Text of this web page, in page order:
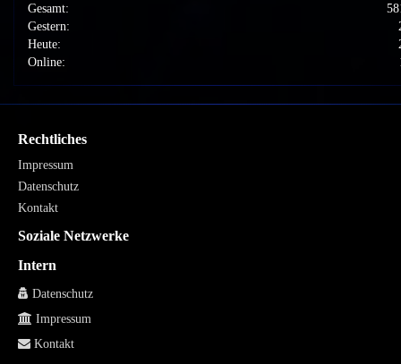
Gesamt:
Gestern:
Heute:
Online:
Rechtliches
Impressum
Datenschutz
Kontakt
Soziale Netzwerke
Intern
Datenschutz
Impressum
Kontakt